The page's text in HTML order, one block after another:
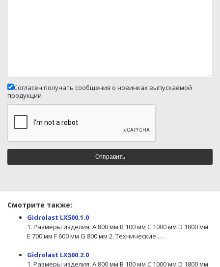
Согласен получать сообщения о новинках выпускаемой
продукции
Смотрите также:
Gidrolast LX500.1.0
1. Размеры изделия: A 800 мм B 100 мм C 1000 мм D 1800 мм
E 700 мм F 600 мм G 800 мм 2. Технические ...
Gidrolast LX500.2.0
1. Размеры изделия: A 800 мм B 100 мм C 1000 мм D 1800 мм